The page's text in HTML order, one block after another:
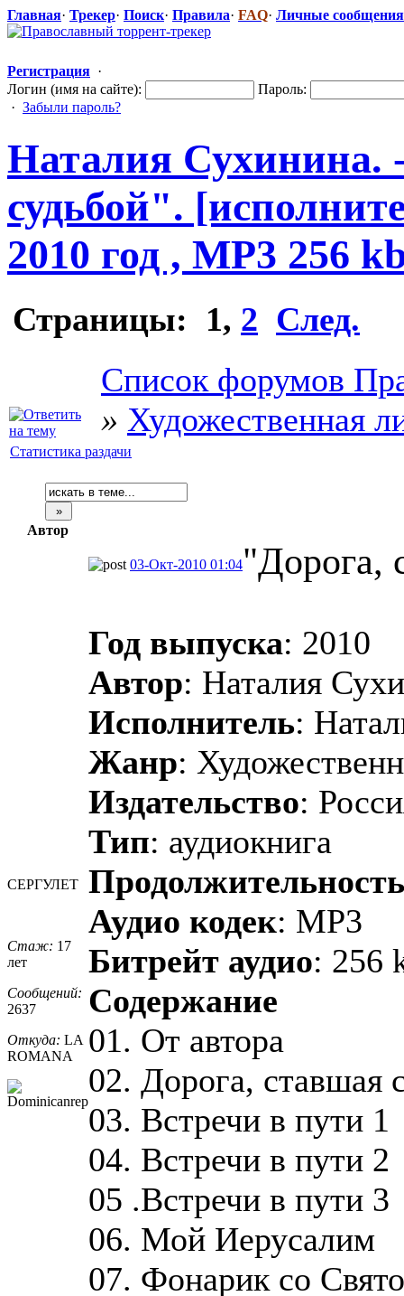
Главная· Трекер· Поиск· Правила· FAQ· Личные сообщения
Регистрация ·
Логин (имя на сайте):
Пароль:
· Забыли пароль?
Наталия Сухинина.
судьбой".
2010 год , MP3 256
Страницы: 1, 2 След.
Список форумов
» Художественная
Статистика раздачи
Автор
СЕРГУЛЕТ
Стаж: 17
лет
Сообщений:
2637
Откуда: LA
ROMANA
03-Окт-2010 01:04"Дорога,
Год выпуска: 2010
Автор: Наталия
Исполнитель:
Жанр:
Издательство:
Тип: аудиокнига
Продолжительность
Аудио кодек: MP3
Битрейт аудио: 256
Содержание
01. От автора
02. Дорога, ставшая
03. Встречи в пути 1
04. Встречи в пути 2
05 .Встречи в пути 3
06. Мой Иерусалим
07. Фонарик со